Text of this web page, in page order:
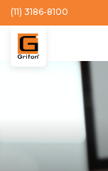
(11) 3186-8100